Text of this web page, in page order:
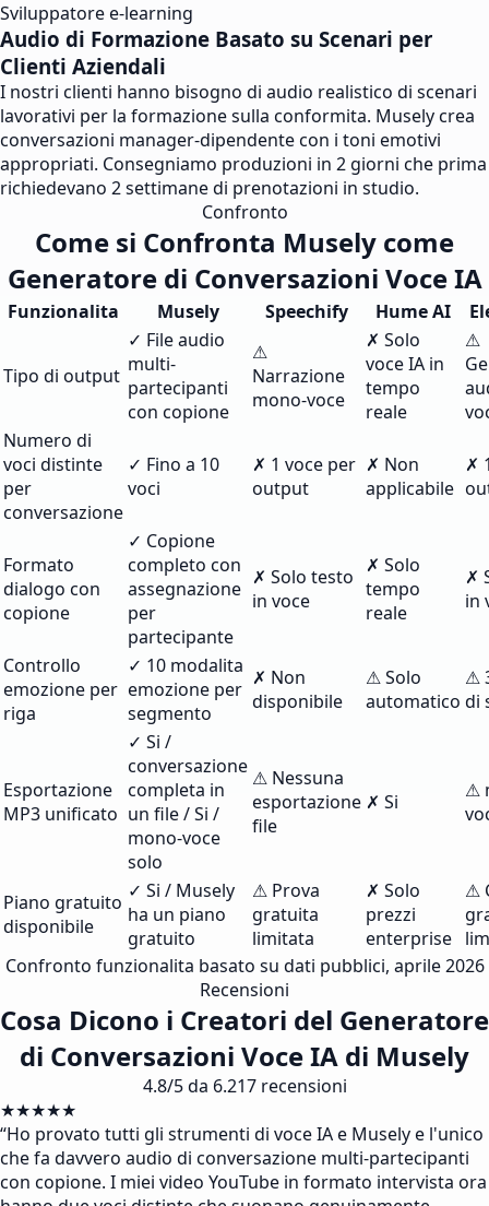
Sviluppatore e-learning
Audio di Formazione Basato su Scenari per
Clienti Aziendali
I nostri clienti hanno bisogno di audio realistico di scenari
lavorativi per la formazione sulla conformita. Musely crea
conversazioni manager-dipendente con i toni emotivi
appropriati. Consegniamo produzioni in 2 giorni che prima
richiedevano 2 settimane di prenotazioni in studio.
Confronto
Come si Confronta Musely come
Generatore di Conversazioni Voce IA
Funzionalita Musely Speechify Hume AI
Tipo di output
✓ File audio
multi-
partecipanti
con copione
⚠
Narrazione
mono-voce
✗ Solo
voce IA in
tempo
reale
⚠
Numero di
voci distinte
per
conversazione
✓ Fino a 10
voci
✗ 1 voce per
output
✗ Non
applicabile
✗
Formato
dialogo con
copione
✓ Copione
completo con
assegnazione
per
partecipante
✗ Solo testo
in voce
✗ Solo
tempo
reale
✗
in
Controllo
emozione per
riga
✓ 10 modalita
emozione per
segmento
✗ Non
disponibile
⚠ Solo
automatico
⚠
di
Esportazione
MP3 unificato
✓ Si /
conversazione
completa in
un file / Si /
mono-voce
solo
⚠ Nessuna
esportazione
file
✗ Si
⚠
Piano gratuito
disponibile
✓ Si / Musely
ha un piano
gratuito
⚠ Prova
gratuita
limitata
✗ Solo
prezzi
enterprise
⚠
Confronto funzionalita basato su dati pubblici, aprile 2026
Recensioni
Cosa Dicono i Creatori del Generatore
di Conversazioni Voce IA di Musely
4.8/5 da 6.217 recensioni
★★★★★
“Ho provato tutti gli strumenti di voce IA e Musely e l'unico
che fa davvero audio di conversazione multi-partecipanti
con copione. I miei video YouTube in formato intervista ora